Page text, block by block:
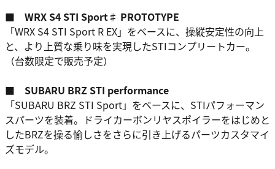
■ WRX S4 STI Sport♯ PROTOTYPE
「WRX S4 STI Sport R EX」をベースに、操縦安定性の向上
と、より上質な乗り味を実現したSTIコンプリートカー。
（台数限定で販売予定）
■ SUBARU BRZ STI performance
「SUBARU BRZ STI Sport」をベースに、STIパフォーマン
スパーツを装着。ドライカーボンリヤスポイラーをはじめと
したBRZを操る愉しさをさらに引き上げるパーツカスタマイ
ズモデル。